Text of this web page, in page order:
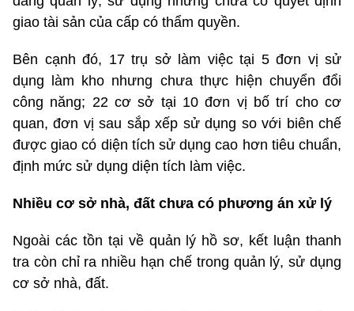
giao tài sản của cấp có thẩm quyền.
Bên cạnh đó, 17 trụ sở làm việc tại 5 đơn vị sử
dụng làm kho nhưng chưa thực hiện chuyển đổi
công năng; 22 cơ sở tại 10 đơn vị bố trí cho cơ
quan, đơn vị sau sắp xếp sử dụng so với biên chế
được giao có diện tích sử dụng cao hơn tiêu chuẩn,
định mức sử dụng diện tích làm việc.
Nhiều cơ sở nhà, đất chưa có phương án xử lý
Ngoài các tồn tại về quản lý hồ sơ, kết luận thanh
tra còn chỉ ra nhiều hạn chế trong quản lý, sử dụng
cơ sở nhà, đất.